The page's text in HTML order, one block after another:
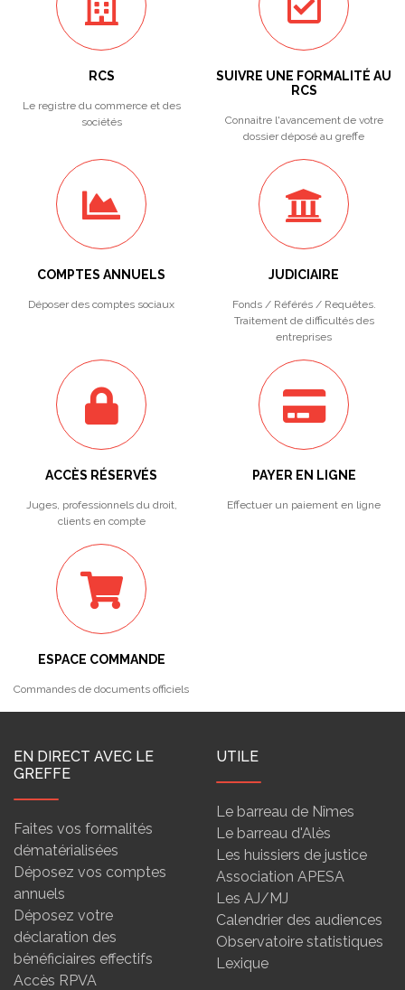
RCS
Le registre du commerce et des
sociétés
SUIVRE UNE FORMALITÉ AU
RCS
Connaitre l'avancement de votre
dossier déposé au greffe
COMPTES ANNUELS
Déposer des comptes sociaux
JUDICIAIRE
Fonds / Référés / Requêtes.
Traitement de difficultés des
entreprises
ACCÈS RÉSERVÉS
Juges, professionnels du droit,
clients en compte
PAYER EN LIGNE
Effectuer un paiement en ligne
ESPACE COMMANDE
Commandes de documents officiels
EN DIRECT AVEC LE
GREFFE
Faites vos formalités
dématérialisées
Déposez vos comptes
annuels
Déposez votre
déclaration des
bénéficiaires effectifs
Accès RPVA
UTILE
Le barreau de Nîmes
Le barreau d'Alès
Les huissiers de justice
Association APESA
Les AJ/MJ
Calendrier des audiences
Observatoire statistiques
Lexique